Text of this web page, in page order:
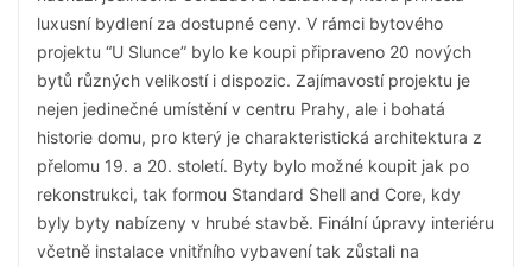
luxusní bydlení za dostupné ceny. V rámci bytového
projektu “U Slunce” bylo ke koupi připraveno 20 nových
bytů různých velikostí i dispozic. Zajímavostí projektu je
nejen jedinečné umístění v centru Prahy, ale i bohatá
historie domu, pro který je charakteristická architektura z
přelomu 19. a 20. století. Byty bylo možné koupit jak po
rekonstrukci, tak formou Standard Shell and Core, kdy
byly byty nabízeny v hrubé stavbě. Finální úpravy interiéru
včetně instalace vnitřního vybavení tak zůstali na